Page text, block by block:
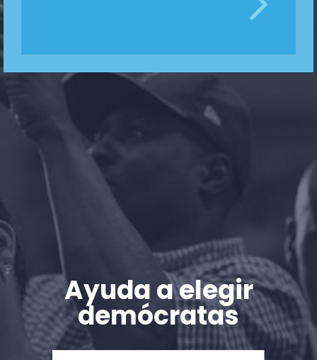
Ayuda a elegir
demócratas